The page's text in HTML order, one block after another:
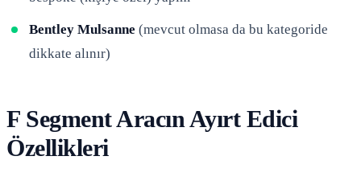
Bentley Mulsanne (mevcut olmasa da bu kategoride
dikkate alınır)
F Segment Aracın Ayırt Edici
Özellikleri